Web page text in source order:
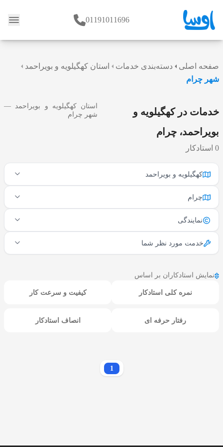
وبلاگ 01191011696
صفحه اصلی دسته‌بندی خدمات
استان کهگیلویه و بویراحمد
شهر چرام
خدمات در کهگیلویه و
بویراحمد، چرام
0 استادکار
استان کهگیلویه و بویراحمد —
شهر چرام
کهگیلویه و بویراحمد
چرام
نمایندگی
خدمت مورد نظر شما
نمایش استادکاران بر اساس
نمره کلی استادکار کیفیت و سرعت کار
رفتار حرفه ای انصاف استادکار
1